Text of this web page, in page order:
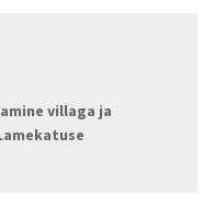
villaga ja